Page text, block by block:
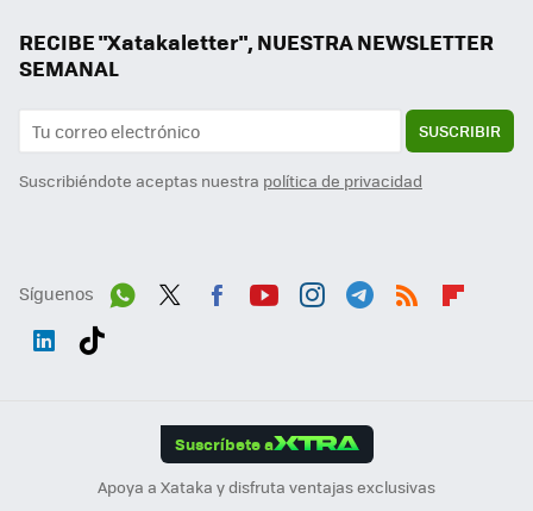
RECIBE "Xatakaletter", NUESTRA NEWSLETTER
SEMANAL
SUSCRIBIR
Suscribiéndote aceptas nuestra política de privacidad
Síguenos
Suscríbete a
Apoya a Xataka y disfruta ventajas exclusivas